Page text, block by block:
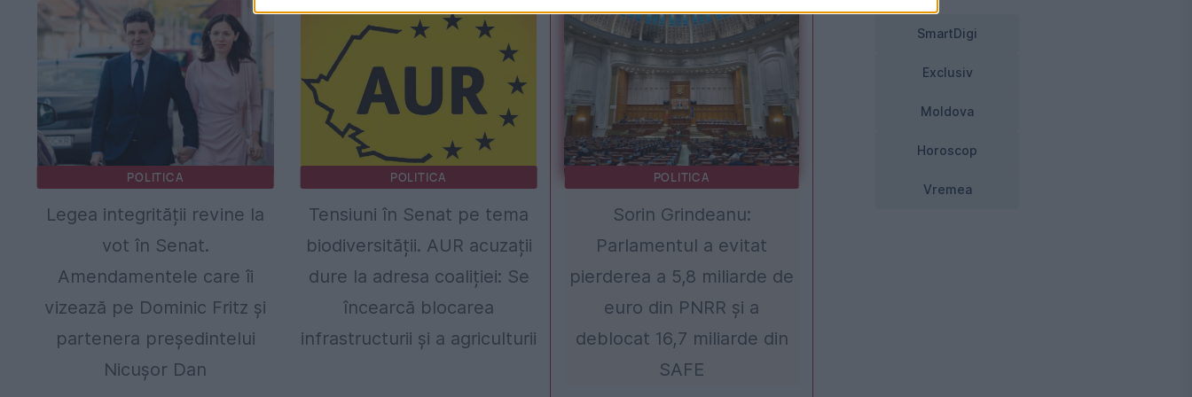
POLITICA
Legea integrității revine la
vot în Senat.
Amendamentele care îi
vizează pe Dominic Fritz și
partenera președintelui
Nicușor Dan
POLITICA
Tensiuni în Senat pe tema
biodiversității. AUR acuzații
dure la adresa coaliției: Se
încearcă blocarea
infrastructurii și a agriculturii
POLITICA
Sorin Grindeanu:
Parlamentul a evitat
pierderea a 5,8 miliarde de
euro din PNRR și a
deblocat 16,7 miliarde din
SAFE
SmartDigi
Exclusiv
Moldova
Horoscop
Vremea